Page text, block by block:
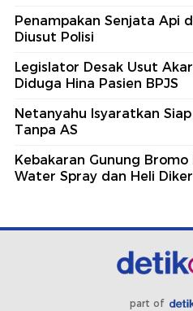
Penampakan Senjata Api
Diusut Polisi
Legislator Desak Usut
Diduga Hina Pasien BPJS
Netanyahu Isyaratkan
Tanpa AS
Kebakaran Gunung
Water Spray dan Heli
part of